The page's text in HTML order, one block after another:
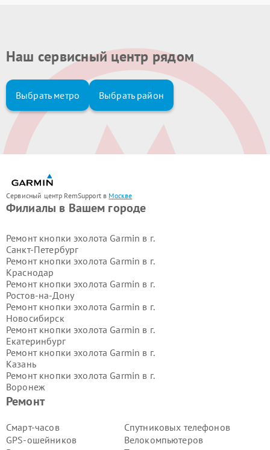
Наш сервисный центр рядом
Выбрать метро Выбрать район
Сервисный центр RemSupport в Москве
Ремонт
Смарт-часов
GPS-ошейников
Спутниковых телефонов
Велокомпьютеров
Филиалы в Вашем городе
Ремонт кнопки эхолота Garmin в г.
Санкт-Петербург
Ремонт кнопки эхолота Garmin в г.
Краснодар
Ремонт кнопки эхолота Garmin в г.
Ростов-на-Дону
Ремонт кнопки эхолота Garmin в г.
Новосибирск
Ремонт кнопки эхолота Garmin в г.
Екатеринбург
Ремонт кнопки эхолота Garmin в г.
Казань
Ремонт кнопки эхолота Garmin в г.
Воронеж
Ремонт кнопки эхолота Garmin в г.
Волгоград
Самара
Ремонт кнопки эхолота Garmin в г.